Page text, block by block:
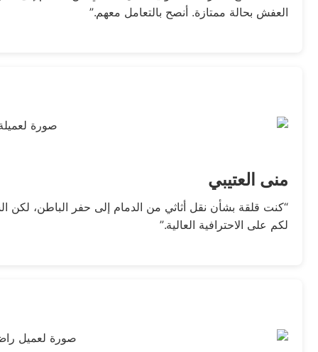
العفش بحالة ممتازة. أنصح بالتعامل معهم.”
منى العتيبي
“كنت قلقة بشأن نقل أثاثي من الدمام إلى حفر الباطن،
لكم على الاحترافية العالية.”